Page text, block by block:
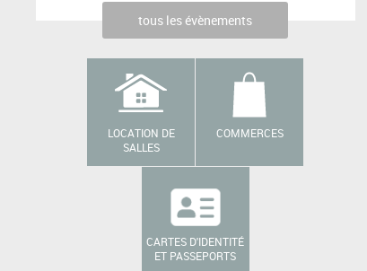
tous les évènements
LOCATION DE
SALLES
COMMERCES
CARTES D'IDENTITÉ
ET PASSEPORTS